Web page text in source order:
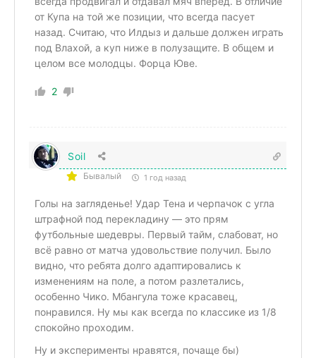
от Купа на той же позиции, что всегда пасует
назад. Считаю, что Илдыз и дальше должен играть
под Влахой, а куп ниже в полузащите. В общем и
целом все молодцы. Форца Юве.
2
Soil
Бывалый 1 год назад
Голы на загляденье! Удар Тена и черпачок с угла
штрафной под перекладину — это прям
футбольные шедевры. Первый тайм, слабоват, но
всё равно от матча удовольствие получил. Было
видно, что ребята долго адаптировались к
изменениям на поле, а потом разлетались,
особенно Чико. Мбангула тоже красавец,
понравился. Ну мы как всегда по классике из 1/8
спокойно проходим.
Ну и эксперименты нравятся, почаще бы)